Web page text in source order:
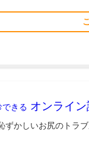
できる オンライン
ずかしいお尻のトラ